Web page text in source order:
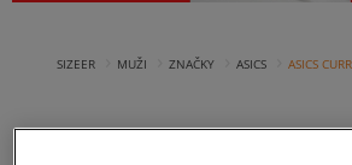
SIZEER MUŽI ZNAČKY ASICS ASICS